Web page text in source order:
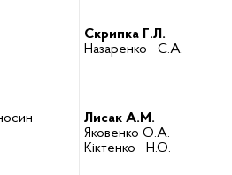
Скрипка Г.Л.
Назаренко С.А.
Лисак А.М.
Яковенко О.А.
Кіктенко Н.О.